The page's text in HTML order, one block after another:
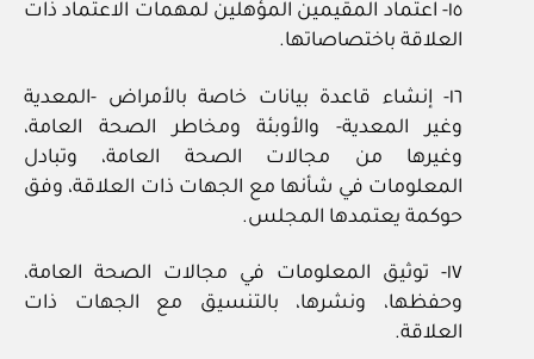
١٥- اعتماد المقيمين المؤهلين لمهمات الاعتماد ذات
العلاقة باختصاصاتها.
١٦- إنشاء قاعدة بيانات خاصة بالأمراض -المعدية
وغير المعدية- والأوبئة ومخاطر الصحة العامة،
وغيرها من مجالات الصحة العامة، وتبادل
المعلومات في شأنها مع الجهات ذات العلاقة، وفق
حوكمة يعتمدها المجلس.
١٧- توثيق المعلومات في مجالات الصحة العامة،
وحفظها، ونشرها، بالتنسيق مع الجهات ذات
العلاقة.